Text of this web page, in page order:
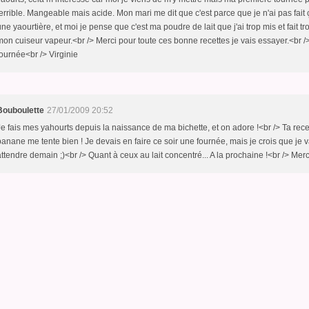
Mangeable mais acide. Mon mari me dit que c'est parce que je n'ai pas fait
yaourtière, et moi je pense que c'est ma poudre de lait que j'ai trop mis et fait
cuiseur vapeur.<br /> Merci pour toute ces bonne recettes je vais essayer.<br /
/> Virginie
27/01/2009 20:52
fais mes yahourts depuis la naissance de ma bichette, et on adore !<br /> Ta
me tente bien ! Je devais en faire ce soir une fournée, mais je crois que je
demain ;)<br /> Quant à ceux au lait concentré... A la prochaine !<br />